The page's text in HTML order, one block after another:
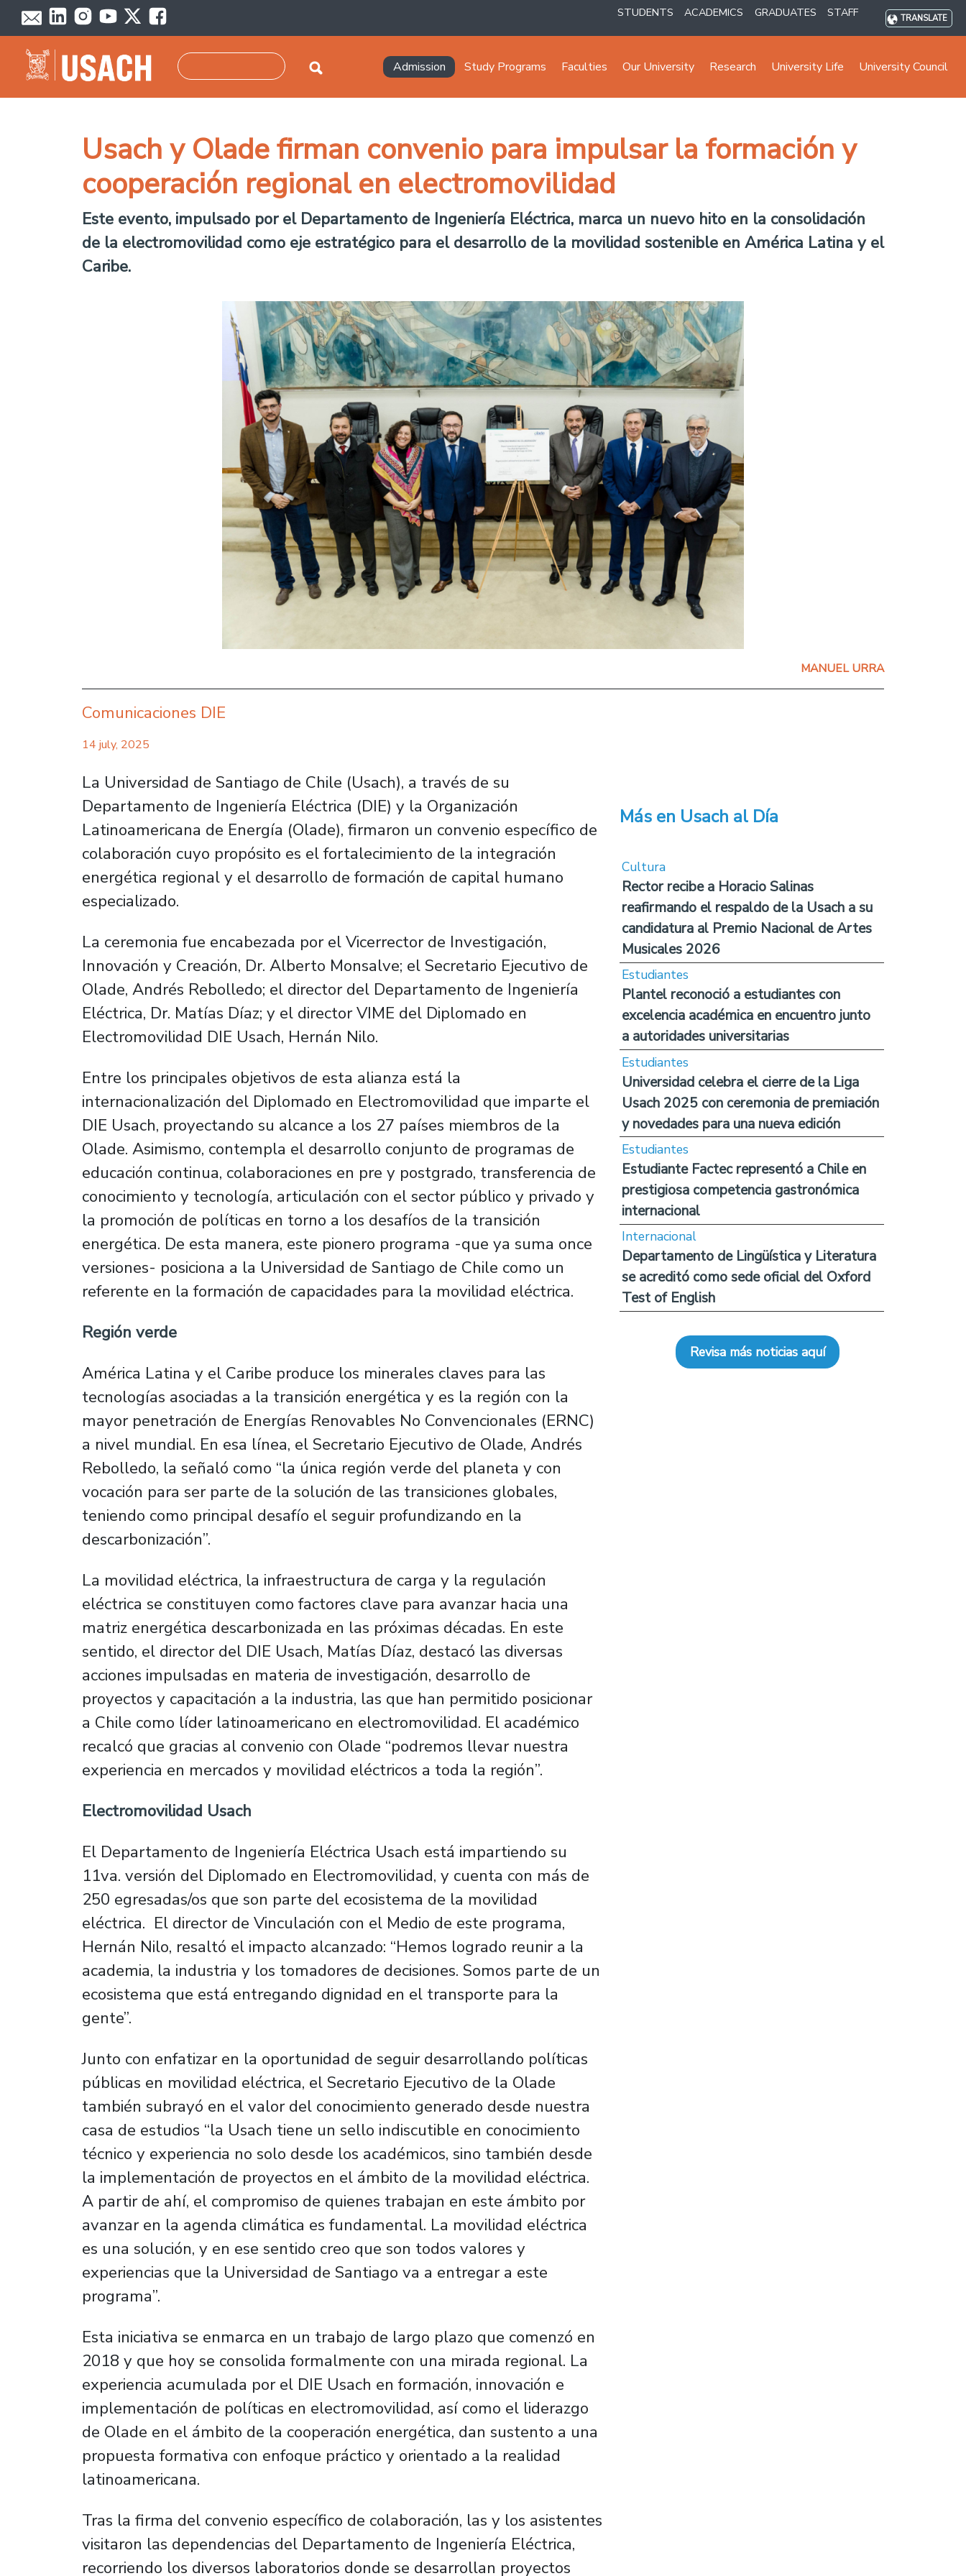
Skip to main content STUDENTS ACADEMICS GRADUATES STAFF TRANSLATE
Navegación principal
Admission Study Programs Faculties Our University Research University Life University Council
Usach y Olade firman convenio para impulsar la formación y
cooperación regional en electromovilidad
Este evento, impulsado por el Departamento de Ingeniería Eléctrica, marca un nuevo hito en la consolidación
de la electromovilidad como eje estratégico para el desarrollo de la movilidad sostenible en América Latina y el
Caribe.
MANUEL URRA
Comunicaciones DIE
14 july, 2025
La Universidad de Santiago de Chile (Usach), a través de su
Departamento de Ingeniería Eléctrica (DIE) y la Organización
Latinoamericana de Energía (Olade), firmaron un convenio específico de
colaboración cuyo propósito es el fortalecimiento de la integración
energética regional y el desarrollo de formación de capital humano
especializado.
La ceremonia fue encabezada por el Vicerrector de Investigación,
Innovación y Creación, Dr. Alberto Monsalve; el Secretario Ejecutivo de
Olade, Andrés Rebolledo; el director del Departamento de Ingeniería
Eléctrica, Dr. Matías Díaz; y el director VIME del Diplomado en
Electromovilidad DIE Usach, Hernán Nilo.
Entre los principales objetivos de esta alianza está la
internacionalización del Diplomado en Electromovilidad que imparte el
DIE Usach, proyectando su alcance a los 27 países miembros de la
Olade. Asimismo, contempla el desarrollo conjunto de programas de
educación continua, colaboraciones en pre y postgrado, transferencia de
conocimiento y tecnología, articulación con el sector público y privado y
la promoción de políticas en torno a los desafíos de la transición
energética. De esta manera, este pionero programa -que ya suma once
versiones- posiciona a la Universidad de Santiago de Chile como un
referente en la formación de capacidades para la movilidad eléctrica.
Región verde
América Latina y el Caribe produce los minerales claves para las
tecnologías asociadas a la transición energética y es la región con la
mayor penetración de Energías Renovables No Convencionales (ERNC)
a nivel mundial. En esa línea, el Secretario Ejecutivo de Olade, Andrés
Rebolledo, la señaló como “la única región verde del planeta y con
vocación para ser parte de la solución de las transiciones globales,
teniendo como principal desafío el seguir profundizando en la
descarbonización”.
La movilidad eléctrica, la infraestructura de carga y la regulación
eléctrica se constituyen como factores clave para avanzar hacia una
matriz energética descarbonizada en las próximas décadas. En este
sentido, el director del DIE Usach, Matías Díaz, destacó las diversas
acciones impulsadas en materia de investigación, desarrollo de
proyectos y capacitación a la industria, las que han permitido posicionar
a Chile como líder latinoamericano en electromovilidad. El académico
recalcó que gracias al convenio con Olade “podremos llevar nuestra
experiencia en mercados y movilidad eléctricos a toda la región”.
Electromovilidad Usach
El Departamento de Ingeniería Eléctrica Usach está impartiendo su
11va. versión del Diplomado en Electromovilidad, y cuenta con más de
250 egresadas/os que son parte del ecosistema de la movilidad
eléctrica. El director de Vinculación con el Medio de este programa,
Hernán Nilo, resaltó el impacto alcanzado: “Hemos logrado reunir a la
academia, la industria y los tomadores de decisiones. Somos parte de un
ecosistema que está entregando dignidad en el transporte para la
gente”.
Junto con enfatizar en la oportunidad de seguir desarrollando políticas
públicas en movilidad eléctrica, el Secretario Ejecutivo de la Olade
también subrayó en el valor del conocimiento generado desde nuestra
casa de estudios “la Usach tiene un sello indiscutible en conocimiento
técnico y experiencia no solo desde los académicos, sino también desde
la implementación de proyectos en el ámbito de la movilidad eléctrica.
A partir de ahí, el compromiso de quienes trabajan en este ámbito por
avanzar en la agenda climática es fundamental. La movilidad eléctrica
es una solución, y en ese sentido creo que son todos valores y
experiencias que la Universidad de Santiago va a entregar a este
programa”.
Esta iniciativa se enmarca en un trabajo de largo plazo que comenzó en
2018 y que hoy se consolida formalmente con una mirada regional. La
experiencia acumulada por el DIE Usach en formación, innovación e
implementación de políticas en electromovilidad, así como el liderazgo
de Olade en el ámbito de la cooperación energética, dan sustento a una
propuesta formativa con enfoque práctico y orientado a la realidad
latinoamericana.
Tras la firma del convenio específico de colaboración, las y los asistentes
visitaron las dependencias del Departamento de Ingeniería Eléctrica,
recorriendo los diversos laboratorios donde se desarrollan proyectos
Más en Usach al Día
Cultura
Rector recibe a Horacio Salinas
reafirmando el respaldo de la Usach a su
candidatura al Premio Nacional de Artes
Musicales 2026
Estudiantes
Plantel reconoció a estudiantes con
excelencia académica en encuentro junto
a autoridades universitarias
Estudiantes
Universidad celebra el cierre de la Liga
Usach 2025 con ceremonia de premiación
y novedades para una nueva edición
Estudiantes
Estudiante Factec representó a Chile en
prestigiosa competencia gastronómica
internacional
Internacional
Departamento de Lingüística y Literatura
se acreditó como sede oficial del Oxford
Test of English
Revisa más noticias aquí